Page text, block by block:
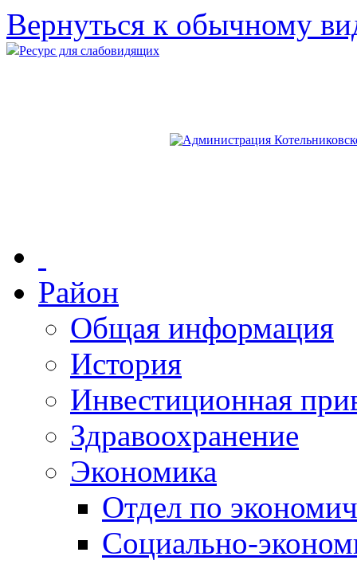
Вернуться к обычному
Ресурс для слабовидящих
Район
Общая информация
История
Инвестиционная
Здравоохранение
Экономика
Отдел по
Социально-